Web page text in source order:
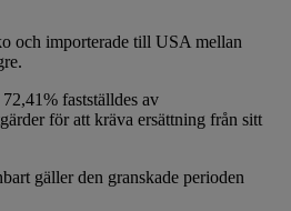
och importerade till USA mellan
fastställdes av
för att kräva ersättning från sitt
gäller den granskade perioden